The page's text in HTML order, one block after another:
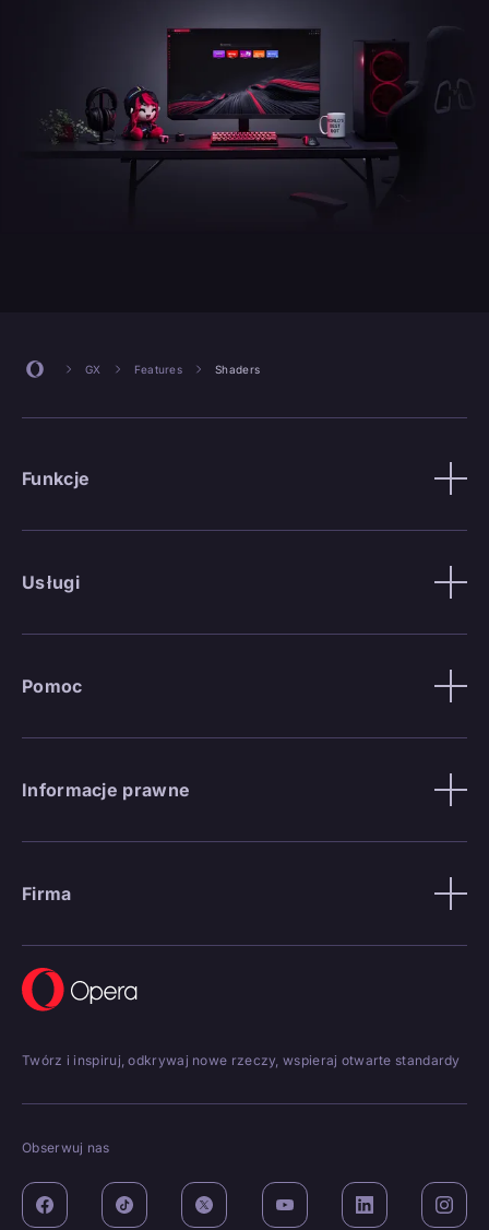
GX Features Shaders
Funkcje
Usługi
Pomoc
Informacje prawne
Firma
Twórz i inspiruj, odkrywaj nowe rzeczy, wspieraj otwarte standardy
Obserwuj nas